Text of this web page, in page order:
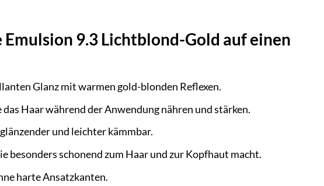
9.3 Lichtblond-Gold auf einen
Glanz mit warmen gold-blonden Reflexen.
Haar während der Anwendung nähren und stärken.
und leichter kämmbar.
besonders schonend zum Haar und zur Kopfhaut macht.
harte Ansatzkanten.